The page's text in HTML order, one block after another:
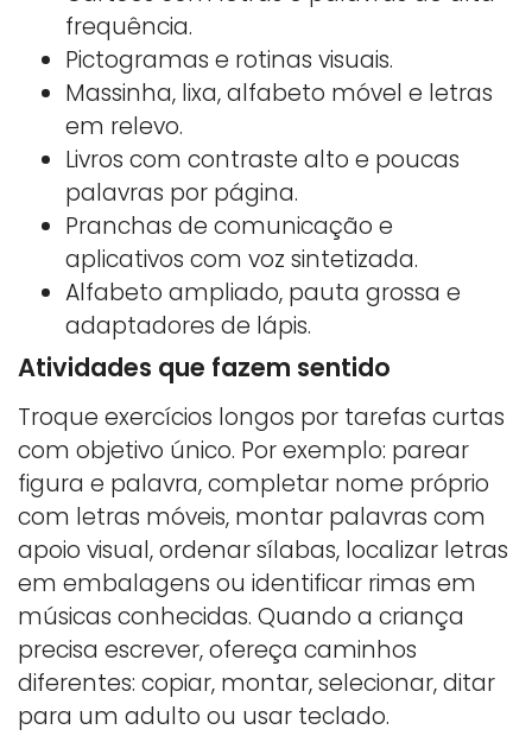
frequência.
Pictogramas e rotinas visuais.
Massinha, lixa, alfabeto móvel e letras
em relevo.
Livros com contraste alto e poucas
palavras por página.
Pranchas de comunicação e
aplicativos com voz sintetizada.
Alfabeto ampliado, pauta grossa e
adaptadores de lápis.
Atividades que fazem sentido
Troque exercícios longos por tarefas curtas
com objetivo único. Por exemplo: parear
figura e palavra, completar nome próprio
com letras móveis, montar palavras com
apoio visual, ordenar sílabas, localizar letras
em embalagens ou identificar rimas em
músicas conhecidas. Quando a criança
precisa escrever, ofereça caminhos
diferentes: copiar, montar, selecionar, ditar
para um adulto ou usar teclado.